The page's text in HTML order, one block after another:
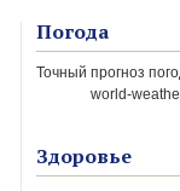
Погода
world-
Здоровье